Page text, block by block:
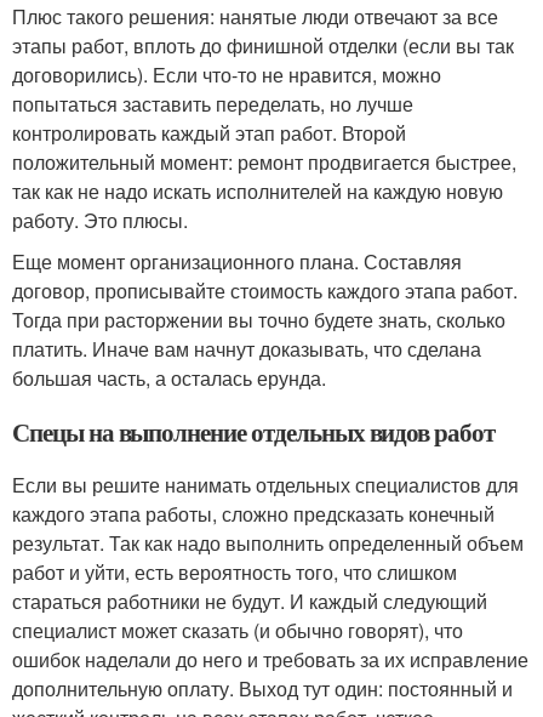
Плюс такого решения: нанятые люди отвечают за все
этапы работ, вплоть до финишной отделки (если вы так
договорились). Если что-то не нравится, можно
попытаться заставить переделать, но лучше
контролировать каждый этап работ. Второй
положительный момент: ремонт продвигается быстрее,
так как не надо искать исполнителей на каждую новую
работу. Это плюсы.
Еще момент организационного плана. Составляя
договор, прописывайте стоимость каждого этапа работ.
Тогда при расторжении вы точно будете знать, сколько
платить. Иначе вам начнут доказывать, что сделана
большая часть, а осталась ерунда.
Спецы на выполнение отдельных видов работ
Если вы решите нанимать отдельных специалистов для
каждого этапа работы, сложно предсказать конечный
результат. Так как надо выполнить определенный объем
работ и уйти, есть вероятность того, что слишком
стараться работники не будут. И каждый следующий
специалист может сказать (и обычно говорят), что
ошибок наделали до него и требовать за их исправление
дополнительную оплату. Выход тут один: постоянный и